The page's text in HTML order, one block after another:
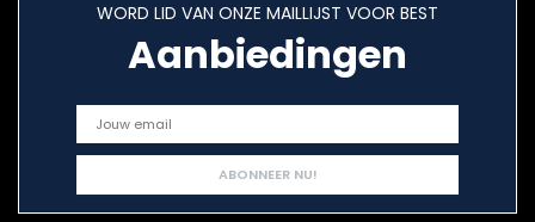
WORD LID VAN ONZE MAILLIJST VOOR BEST
Aanbiedingen